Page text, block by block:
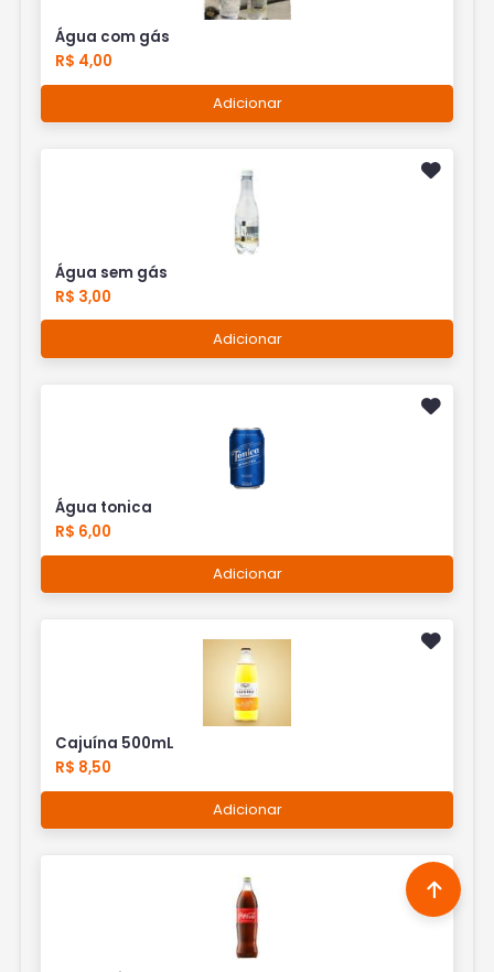
Água com gás
R$ 4,00
Adicionar
Água sem gás
R$ 3,00
Adicionar
Água tonica
R$ 6,00
Adicionar
Cajuína 500mL
R$ 8,50
Adicionar